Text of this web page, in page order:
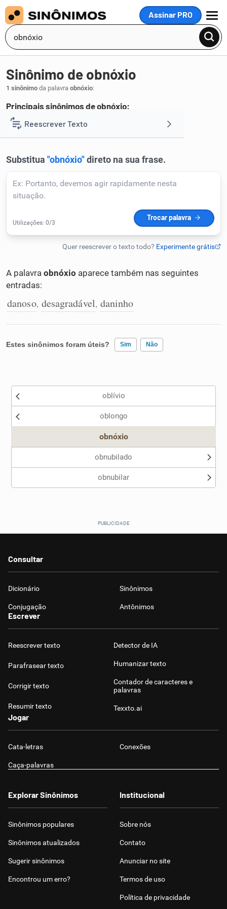
Assinar PRO
MENU
Reescrever Texto
Corrigir Texto
Humanizador de IA
Conexões
Dicionário
Sinônimo de obnóxio
1 sinônimo da palavra obnóxio:
Principais sinônimos de obnóxio:
1 servil.
A palavra obnóxio aparece também nas seguintes
entradas:
danoso, desagradável, daninho
Estes sinônimos foram úteis? Sim Não
Nenhum dos sinônimos apresentados me ajudou
oblívio
oblongo
obnóxio
obnubilado
obnubilar
Consultar
Dicionário Sinônimos
Conjugação Antônimos
Escrever
Reescrever texto
Parafrasear texto
Corrigir texto
Resumir texto
Detector de IA
Humanizar texto
Contador de caracteres e
palavras
Texxto.ai
Jogar
Cata-letras Conexões
Caça-palavras
Explorar Sinônimos
Sinônimos populares
Sinônimos atualizados
Sugerir sinônimos
Encontrou um erro?
Institucional
Sobre nós
Contato
Anunciar no site
Termos de uso
Política de privacidade